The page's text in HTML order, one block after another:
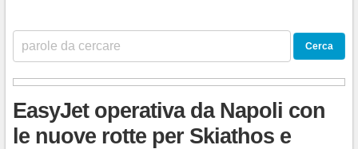
EasyJet operativa da Napoli con
le nuove rotte per Skiathos e